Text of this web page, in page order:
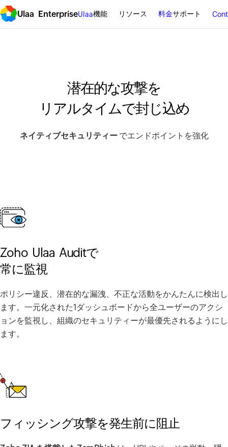
Ulaa EnterpriseUlaa機能 リソース 料金サポート
潜在的な攻撃を
リアルタイムで封じ込め
ネイティブセキュリティー でエンドポイントを強化
Zoho Ulaa Auditで
常に監視
ポリシー違反、潜在的な漏洩、不正な活動をかんたんに検出し
ます。一元化された1ダッシュボードから全ユーザーのアクシ
ョンを監視し、組織のセキュリティーが最優先されるようにし
ます。
フィッシング攻撃を発生前に阻止